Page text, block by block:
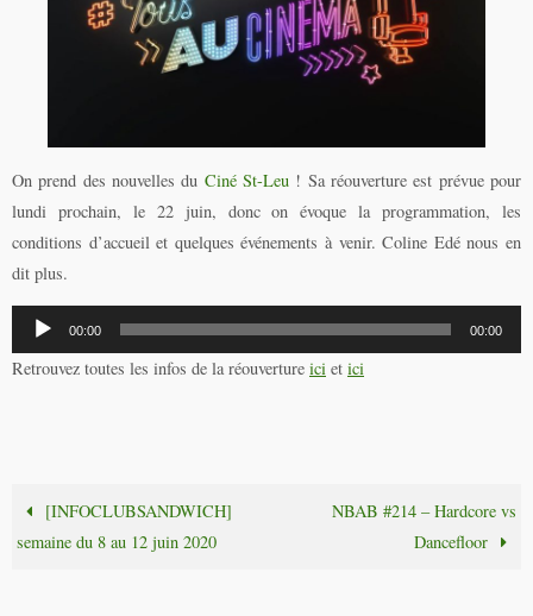
On prend des nouvelles du Ciné St-Leu ! Sa réouverture est prévue pour
lundi prochain, le 22 juin, donc on évoque la programmation, les
conditions d’accueil et quelques événements à venir. Coline Edé nous en
dit plus.
Lecteur
audio
00:00 00:00
Retrouvez toutes les infos de la réouverture ici et ici
[INFOCLUBSANDWICH]
semaine du 8 au 12 juin 2020
NBAB #214 – Hardcore vs
Dancefloor